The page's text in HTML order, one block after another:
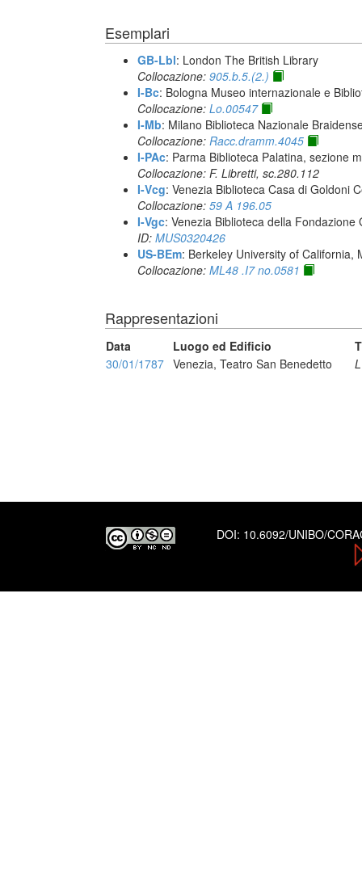
Esemplari
GB-Lbl: London The British Library
Collocazione: 905.b.5.(2.)
I-Bc: Bologna Museo internazionale e
Collocazione: Lo.00547
I-Mb: Milano Biblioteca Nazionale
Collocazione: Racc.dramm.4045
I-PAc: Parma Biblioteca Palatina, sezione
Collocazione: F. Libretti, sc.280.112
I-Vcg: Venezia Biblioteca Casa di Goldoni
Collocazione: 59 A 196.05
I-Vgc: Venezia Biblioteca della Fondazione
ID: MUS0320426
US-BEm: Berkeley University of California,
Collocazione: ML48 .I7 no.0581
Rappresentazioni
Data Luogo ed Edificio
30/01/1787 Venezia, Teatro San Benedetto
DOI: 10.6092/UNIBO/